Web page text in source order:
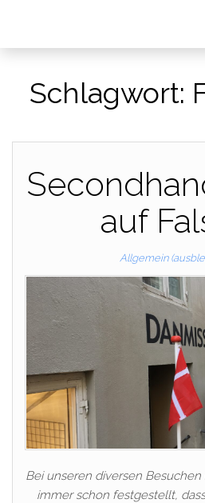
Schlagwort:
auf
Allgemein
Bei unseren diversen
immer schon festgestellt,